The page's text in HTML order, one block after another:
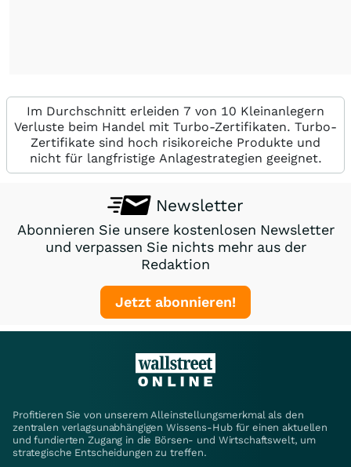
Im Durchschnitt erleiden 7 von 10 Kleinanlegern
Verluste beim Handel mit Turbo-Zertifikaten. Turbo-
Zertifikate sind hoch risikoreiche Produkte und
nicht für langfristige Anlagestrategien geeignet.
Newsletter
Abonnieren Sie unsere kostenlosen Newsletter
und verpassen Sie nichts mehr aus der
Redaktion
Jetzt abonnieren!
Profitieren Sie von unserem Alleinstellungsmerkmal als den
zentralen verlagsunabhängigen Wissens-Hub für einen aktuellen
und fundierten Zugang in die Börsen- und Wirtschaftswelt, um
strategische Entscheidungen zu treffen.